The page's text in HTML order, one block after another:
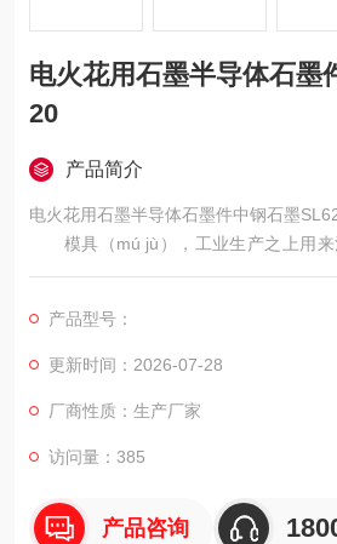
电火花用石墨半导体石墨
20
产品简介
电火花用石墨半导体石墨件中钢石墨
模具（mú jù），工业生产之上用来
件或是锻压成形、 开采、焊接等方法获
由各种零件 组成，有所不同的模具改由
重要透过所成形材料物理状态的改变用
产品型号：
更新时间：2026-07-28
厂商性质：生产厂家
访问量：385
产品咨询